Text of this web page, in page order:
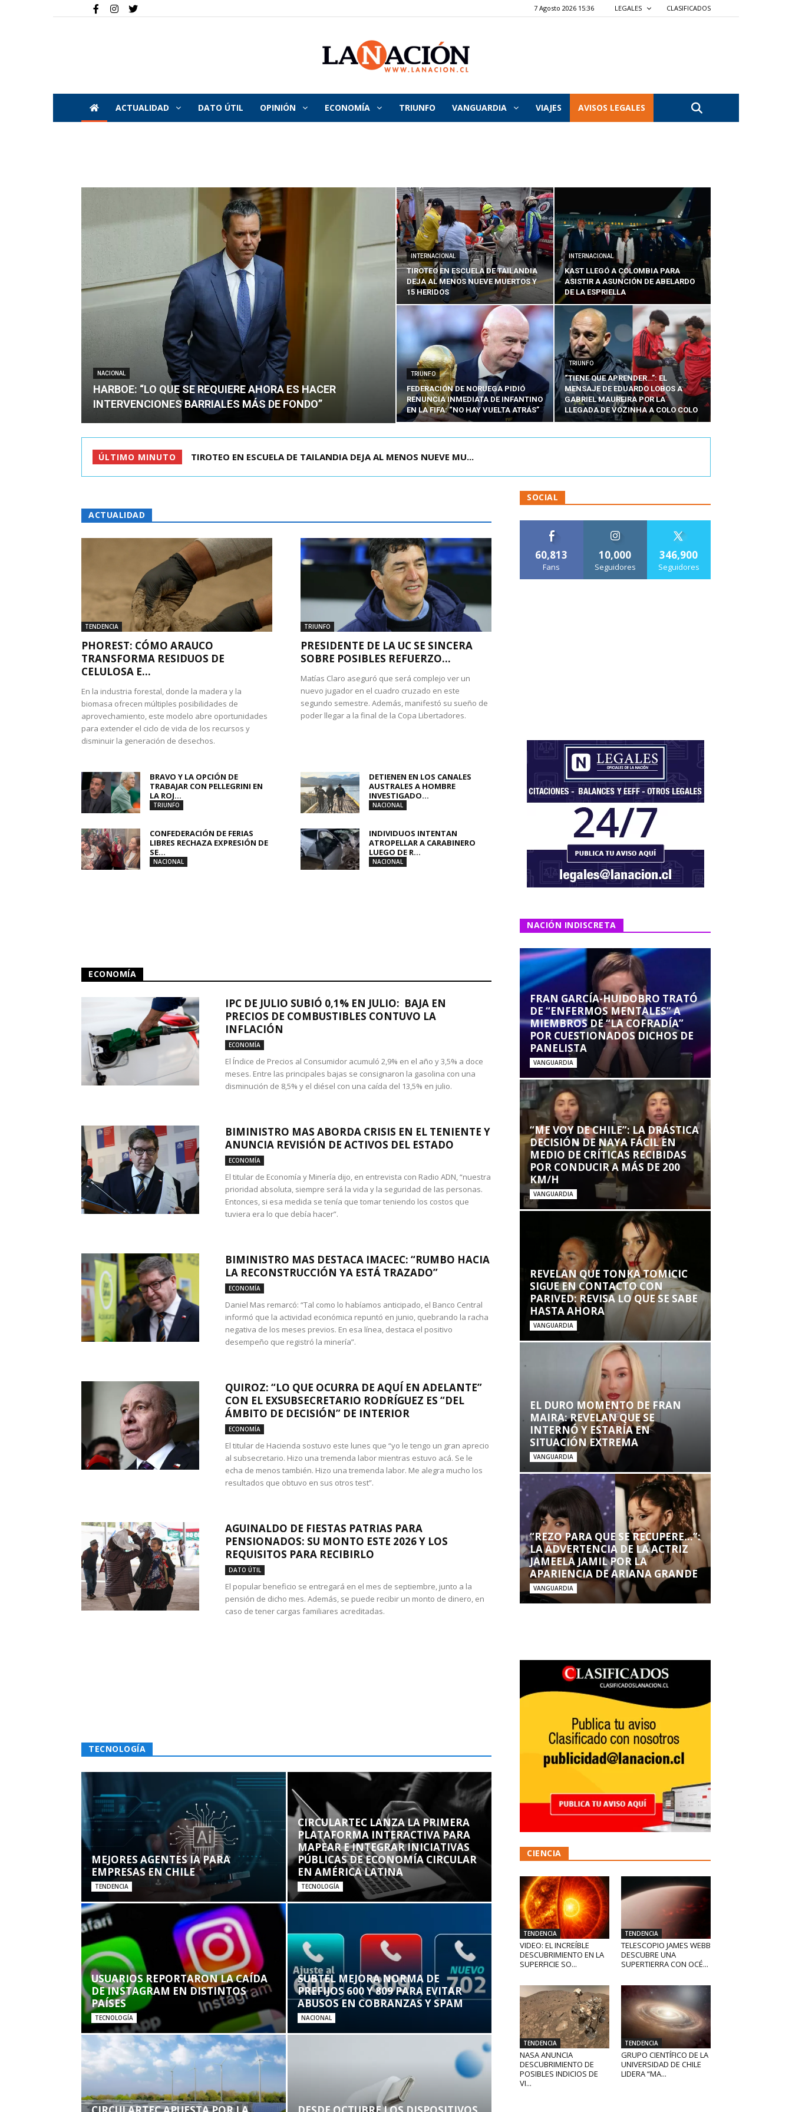
7 Agosto 2026 15:36 LEGALES CLASIFICADOS
La
Nación
ACTUALIDAD DATO ÚTIL OPINIÓN ECONOMÍA TRIUNFO VANGUARDIA VIAJES AVISOS LEGALES
NACIONAL
HARBOE: “LO QUE SE REQUIERE AHORA ES HACER
INTERVENCIONES BARRIALES MÁS DE FONDO”
INTERNACIONAL
TIROTEO EN ESCUELA DE TAILANDIA
DEJA AL MENOS NUEVE MUERTOS Y
15 HERIDOS
INTERNACIONAL
KAST LLEGÓ A COLOMBIA PARA
ASISTIR A ASUNCIÓN DE ABELARDO
DE LA ESPRIELLA
TRIUNFO
FEDERACIÓN DE NORUEGA PIDIÓ
RENUNCIA INMEDIATA DE INFANTINO
EN LA FIFA: “NO HAY VUELTA ATRÁS”
TRIUNFO
“TIENE QUE APRENDER…”: EL
MENSAJE DE EDUARDO LOBOS A
GABRIEL MAUREIRA POR LA
LLEGADA DE VOZINHA A COLO COLO
ÚLTIMO MINUTO KAST LLEGÓ A COLOMBIA PARA ASISTIR A ASUNCIÓN DE ABELA...
ACTUALIDAD
TENDENCIA
PHOREST: CÓMO ARAUCO
TRANSFORMA RESIDUOS DE
CELULOSA E...
En la industria forestal, donde la madera y la
biomasa ofrecen múltiples posibilidades de
aprovechamiento, este modelo abre oportunidades
para extender el ciclo de vida de los recursos y
disminuir la generación de desechos.
TRIUNFO
PRESIDENTE DE LA UC SE SINCERA
SOBRE POSIBLES REFUERZO...
Matías Claro aseguró que será complejo ver un
nuevo jugador en el cuadro cruzado en este
segundo semestre. Además, manifestó su sueño de
poder llegar a la final de la Copa Libertadores.
BRAVO Y LA OPCIÓN DE
TRABAJAR CON PELLEGRINI EN
LA ROJ...
TRIUNFO
DETIENEN EN LOS CANALES
AUSTRALES A HOMBRE
INVESTIGADO...
NACIONAL
CONFEDERACIÓN DE FERIAS
LIBRES RECHAZA EXPRESIÓN DE
SE...
NACIONAL
INDIVIDUOS INTENTAN
ATROPELLAR A CARABINERO
LUEGO DE R...
NACIONAL
ECONOMÍA
IPC DE JULIO SUBIÓ 0,1% EN JULIO: BAJA EN
PRECIOS DE COMBUSTIBLES CONTUVO LA
INFLACIÓN
ECONOMÍA
El Índice de Precios al Consumidor acumuló 2,9% en el año y 3,5% a doce
meses. Entre las principales bajas se consignaron la gasolina con una
disminución de 8,5% y el diésel con una caída del 13,5% en julio.
BIMINISTRO MAS ABORDA CRISIS EN EL TENIENTE Y
ANUNCIA REVISIÓN DE ACTIVOS DEL ESTADO
ECONOMÍA
El titular de Economía y Minería dijo, en entrevista con Radio ADN, “nuestra
prioridad absoluta, siempre será la vida y la seguridad de las personas.
Entonces, si esa medida se tenía que tomar teniendo los costos que
tuviera era lo que debía hacer”.
BIMINISTRO MAS DESTACA IMACEC: “RUMBO HACIA
LA RECONSTRUCCIÓN YA ESTÁ TRAZADO”
ECONOMÍA
Daniel Mas remarcó: “Tal como lo habíamos anticipado, el Banco Central
informó que la actividad económica repuntó en junio, quebrando la racha
negativa de los meses previos. En esa línea, destaca el positivo
desempeño que registró la minería”.
QUIROZ: “LO QUE OCURRA DE AQUÍ EN ADELANTE”
CON EL EXSUBSECRETARIO RODRÍGUEZ ES “DEL
ÁMBITO DE DECISIÓN” DE INTERIOR
ECONOMÍA
El titular de Hacienda sostuvo este lunes que “yo le tengo un gran aprecio
al subsecretario. Hizo una tremenda labor mientras estuvo acá. Se le
echa de menos también. Hizo una tremenda labor. Me alegra mucho los
resultados que obtuvo en sus otros test”.
AGUINALDO DE FIESTAS PATRIAS PARA
PENSIONADOS: SU MONTO ESTE 2026 Y LOS
REQUISITOS PARA RECIBIRLO
DATO ÚTIL
El popular beneficio se entregará en el mes de septiembre, junto a la
pensión de dicho mes. Además, se puede recibir un monto de dinero, en
caso de tener cargas familiares acreditadas.
TECNOLOGÍA
MEJORES AGENTES IA PARA
EMPRESAS EN CHILE
TENDENCIA
CIRCULARTEC LANZA LA PRIMERA
PLATAFORMA INTERACTIVA PARA
MAPEAR E INTEGRAR INICIATIVAS
PÚBLICAS DE ECONOMÍA CIRCULAR
EN AMÉRICA LATINA
TECNOLOGÍA
USUARIOS REPORTARON LA CAÍDA
DE INSTAGRAM EN DISTINTOS
PAÍSES
TECNOLOGÍA
SUBTEL MEJORA NORMA DE
PREFIJOS 600 Y 809 PARA EVITAR
ABUSOS EN COBRANZAS Y SPAM
NACIONAL
SOCIAL
60,813
Fans
10,000
Seguidores
346,900
Seguidores
NACIÓN INDISCRETA
FRAN GARCÍA-HUIDOBRO TRATÓ
DE “ENFERMOS MENTALES” A
MIEMBROS DE “LA COFRADÍA”
POR CUESTIONADOS DICHOS DE
PANELISTA
VANGUARDIA
“ME VOY DE CHILE”: LA DRÁSTICA
DECISIÓN DE NAYA FÁCIL EN
MEDIO DE CRÍTICAS RECIBIDAS
POR CONDUCIR A MÁS DE 200
KM/H
VANGUARDIA
REVELAN QUE TONKA TOMICIC
SIGUE EN CONTACTO CON
PARIVED: REVISA LO QUE SE SABE
HASTA AHORA
VANGUARDIA
EL DURO MOMENTO DE FRAN
MAIRA: REVELAN QUE SE
INTERNÓ Y ESTARÍA EN
SITUACIÓN EXTREMA
VANGUARDIA
“REZO PARA QUE SE RECUPERE…”:
LA ADVERTENCIA DE LA ACTRIZ
JAMEELA JAMIL POR LA
APARIENCIA DE ARIANA GRANDE
VANGUARDIA
CIENCIA
TENDENCIA
VIDEO: EL INCREÍBLE
DESCUBRIMIENTO EN LA
SUPERFICIE SO...
TENDENCIA
TELESCOPIO JAMES WEBB
DESCUBRE UNA
SUPERTIERRA CON OCÉ...
TENDENCIA
NASA ANUNCIA
DESCUBRIMIENTO DE
POSIBLES INDICIOS DE
VI...
TENDENCIA
GRUPO CIENTÍFICO DE LA
UNIVERSIDAD DE CHILE
LIDERA “MA...